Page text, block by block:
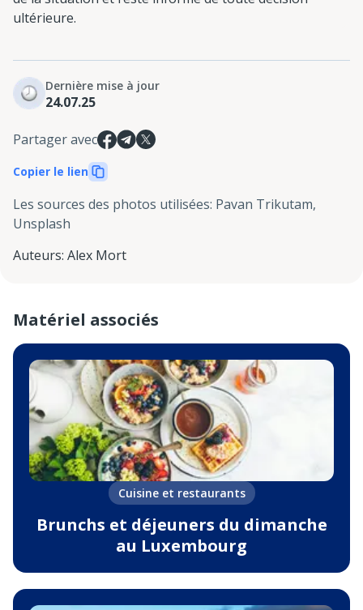
ultérieure.
Dernière mise à jour
24.07.25
Partager avec
Copier le lien
Les sources des photos utilisées: Pavan Trikutam,
Unsplash
Auteurs: Alex Mort
Matériel associés
Cuisine et restaurants
Brunchs et déjeuners du dimanche
au Luxembourg